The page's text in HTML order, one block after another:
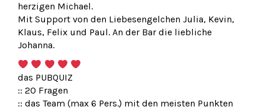
herzigen Michael.
Mit Support von den Liebesengelchen Julia, Kevin,
Klaus, Felix und Paul. An der Bar die liebliche
Johanna.
das PUBQUIZ
:: 20 Fragen
:: das Team (max 6 Pers.) mit den meisten Punkten